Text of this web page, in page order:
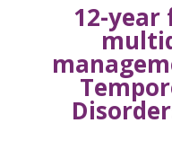
12-year